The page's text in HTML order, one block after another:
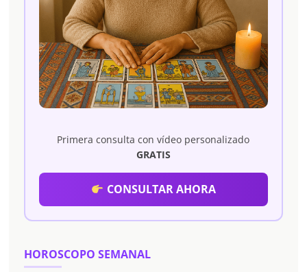
Primera consulta con vídeo personalizado
GRATIS
CONSULTAR AHORA
HOROSCOPO SEMANAL